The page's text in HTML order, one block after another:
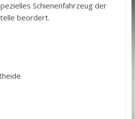
Schienenfahrzeug der
beordert.